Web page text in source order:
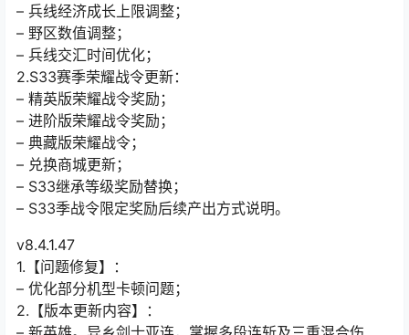
– 兵线经济成长上限调整；
– 野区数值调整；
– 兵线交汇时间优化；
2.S33赛季荣耀战令更新：
– 精英版荣耀战令奖励；
– 进阶版荣耀战令奖励；
– 典藏版荣耀战令；
– 兑换商城更新；
– S33继承等级奖励替换；
– S33季战令限定奖励后续产出方式说明。
v8.4.1.47
1.【问题修复】：
– 优化部分机型卡顿问题；
2.【版本更新内容】：